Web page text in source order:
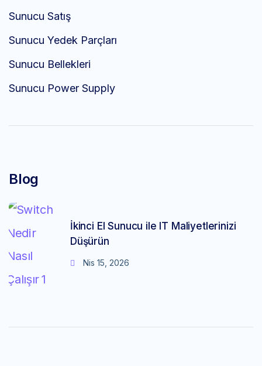
Sunucu Satış
Sunucu Yedek Parçları
Sunucu Bellekleri
Sunucu Power Supply
Blog
İkinci El Sunucu ile IT Maliyetlerinizi
Düşürün
Nis 15, 2026